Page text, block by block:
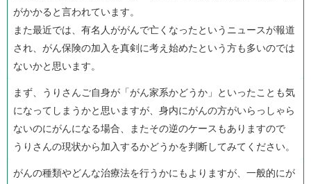
がかかると言われています。
また最近では、有名人ががんで亡くなったというニュースが報道
され、がん保険の加入を真剣に考え始めたという方も多いのでは
ないかと思います。
まず、うりさんご自身が「がん家系かどうか」といったことも気
になってしまうかと思いますが、身内にがんの方がいらっしゃら
ないのにがんになる場合、またその逆のケースもありますので
うりさんの現状から加入するかどうかを判断してみてください。
がんの種類やどんな治療法を行うかにもよりますが、一般的にが